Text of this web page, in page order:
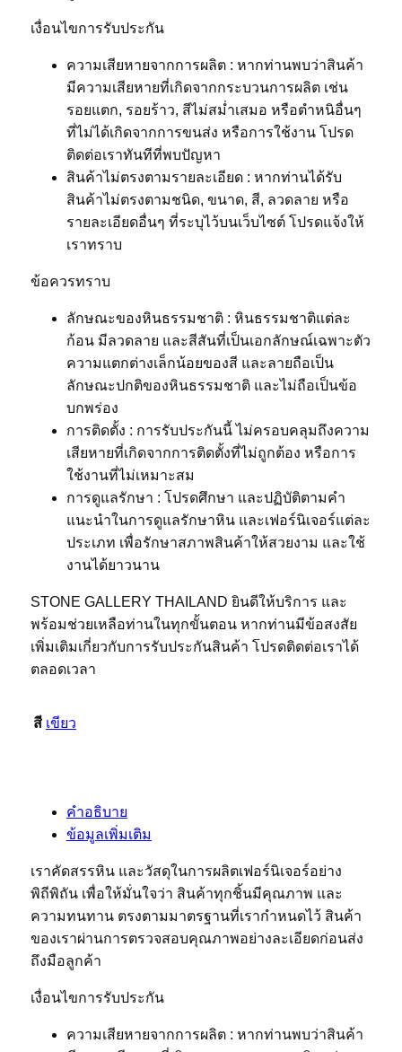
เงื่อนไขการรับประกัน
ความเสียหายจากการผลิต : หากท่านพบว่าสินค้า
มีความเสียหายที่เกิดจากกระบวนการผลิต เช่น
รอยแตก, รอยร้าว, สีไม่สม่ำเสมอ หรือตำหนิอื่นๆ
ที่ไม่ได้เกิดจากการขนส่ง หรือการใช้งาน โปรด
ติดต่อเราทันทีที่พบปัญหา
สินค้าไม่ตรงตามรายละเอียด : หากท่านได้รับ
สินค้าไม่ตรงตามชนิด, ขนาด, สี, ลวดลาย หรือ
รายละเอียดอื่นๆ ที่ระบุไว้บนเว็บไซต์ โปรดแจ้งให้
เราทราบ
ข้อควรทราบ
ลักษณะของหินธรรมชาติ : หินธรรมชาติแต่ละ
ก้อน มีลวดลาย และสีสันที่เป็นเอกลักษณ์เฉพาะตัว
ความแตกต่างเล็กน้อยของสี และลายถือเป็น
ลักษณะปกติของหินธรรมชาติ และไม่ถือเป็นข้อ
บกพร่อง
การติดตั้ง : การรับประกันนี้ ไม่ครอบคลุมถึงความ
เสียหายที่เกิดจากการติดตั้งที่ไม่ถูกต้อง หรือการ
ใช้งานที่ไม่เหมาะสม
การดูแลรักษา : โปรดศึกษา และปฏิบัติตามคำ
แนะนำในการดูแลรักษาหิน และเฟอร์นิเจอร์แต่ละ
ประเภท เพื่อรักษาสภาพสินค้าให้สวยงาม และใช้
งานได้ยาวนาน
STONE GALLERY THAILAND ยินดีให้บริการ และ
พร้อมช่วยเหลือท่านในทุกขั้นตอน หากท่านมีข้อสงสัย
เพิ่มเติมเกี่ยวกับการรับประกันสินค้า โปรดติดต่อเราได้
ตลอดเวลา
สี เขียว
คำอธิบาย
ข้อมูลเพิ่มเติม
เราคัดสรรหิน และวัสดุในการผลิตเฟอร์นิเจอร์อย่าง
พิถีพิถัน เพื่อให้มั่นใจว่า สินค้าทุกชิ้นมีคุณภาพ และ
ความทนทาน ตรงตามมาตรฐานที่เรากำหนดไว้ สินค้า
ของเราผ่านการตรวจสอบคุณภาพอย่างละเอียดก่อนส่ง
ถึงมือลูกค้า
เงื่อนไขการรับประกัน
ความเสียหายจากการผลิต : หากท่านพบว่าสินค้า